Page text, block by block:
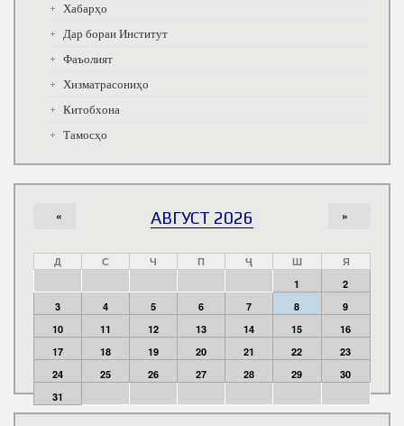
Хабарҳо
Дар бораи Институт
Фаъолият
Хизматрасониҳо
Китобхона
Тамосҳо
АВГУСТ 2026
« »
Д С Ч П Ҷ Ш
Я
1
2
3
4 5 6 7 8
9
10
11 12 13 14 15
16
17
18 19 20 21 22
23
24
25 26 27 28 29
30
31